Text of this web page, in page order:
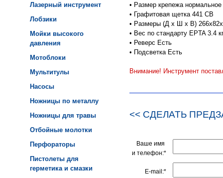
Лазерный инструмент
Лобзики
Мойки высокого
давления
Мотоблоки
Мультитулы
Насосы
Ножницы по металлу
Ножницы для травы
Отбойные молотки
Перфораторы
Пистолеты для
герметика и смазки
• Размер крепежа
• Графитовая щетка 441 CB
• Размеры (Д x Ш x В)
• Вес по стандарту EPTA 3.4
• Реверс Есть
• Подсветка Есть
Внимание! Инструмент
<< СДЕЛАТЬ
Ваше имя
и телефон:*
E-mail:*